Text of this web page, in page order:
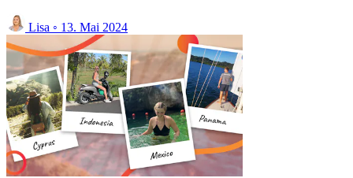
Lisa ◦ 13. Mai 2024